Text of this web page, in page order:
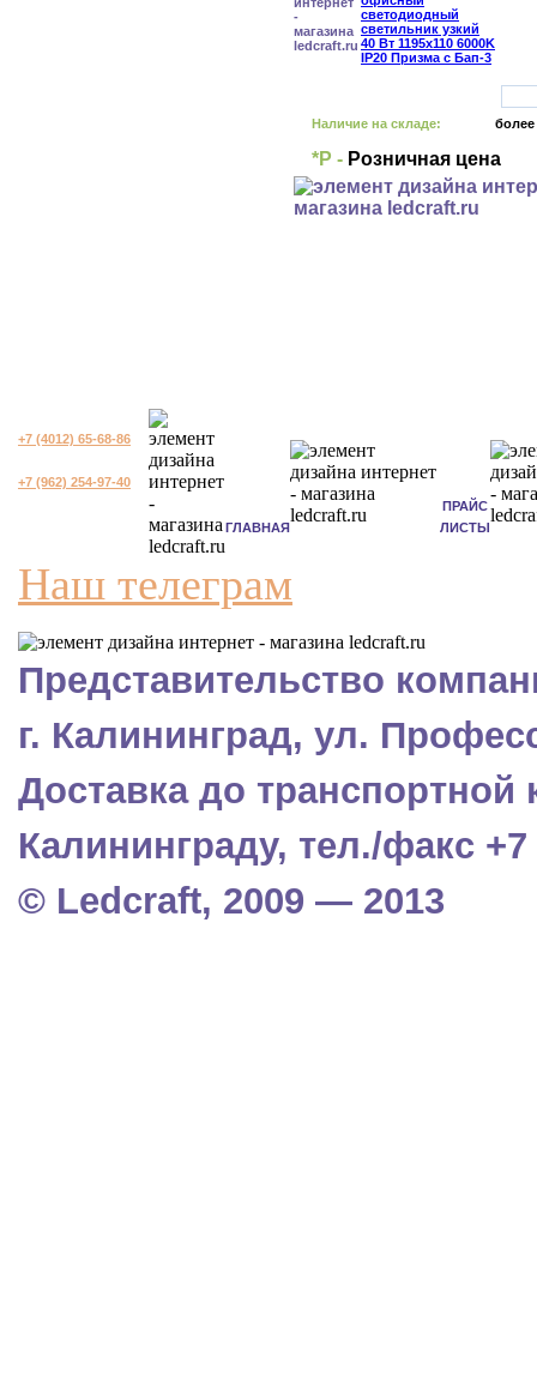
Наличие на складе: более
*Р - Розничная цена
+7 (4012) 65-68-86
+7 (962) 254-97-40
ГЛАВНАЯ
ПРАЙС
ЛИСТЫ
Наш телеграм
Представительство
г. Калининград, ул.
Доставка до
Калининграду, тел./факс +7
© Ledcraft, 2009 — 2013